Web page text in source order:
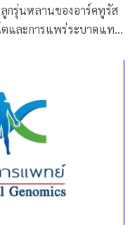
กรุ่นหลานของอาร์คทูรัส
และการแพร่ระบาดแทบ